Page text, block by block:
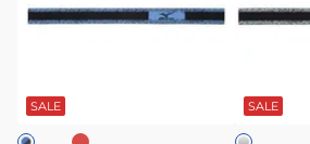
ュ
ス
ト
SALE
ュ
ス
ト
SALE